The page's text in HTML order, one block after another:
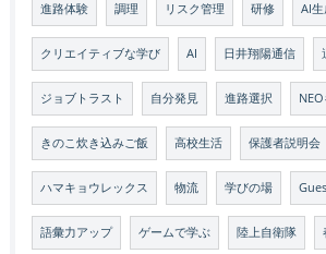
進路体験 調理 リスク管理 研修 AI
クリエイティブな学び AI 日井翔陽通信
ジョブトラスト 自分発見 進路選択
きのこ炊き込みご飯 高校生活 保護者説明会
ハマキョウレックス 物流 学びの場
語彙力アップ ゲームで学ぶ 陸上自衛隊